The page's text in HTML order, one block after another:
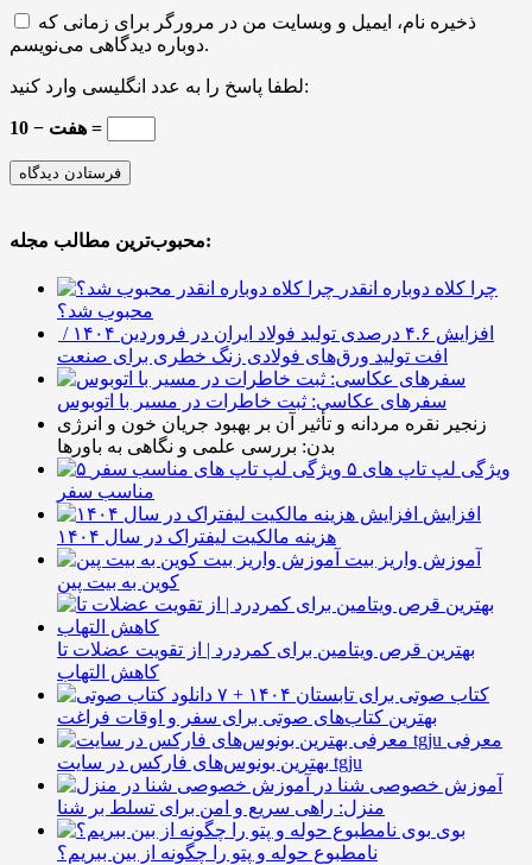
ذخیره نام، ایمیل و وبسایت من در مرورگر برای زمانی که
دوباره دیدگاهی می‌نویسم.
لطفا پاسخ را به عدد انگلیسی وارد کنید:
10 − هفت =
محبوب‌ترین مطالب مجله:
چرا کلاه دوباره انقدر
محبوب شد؟
افزایش ۴.۶ درصدی تولید فولاد ایران در فروردین ۱۴۰۴ /
افت تولید ورق‌های فولادی زنگ خطری برای صنعت
سفرهای عکاسی: ثبت خاطرات در مسیر با اتوبوس
زنجیر نقره مردانه و تأثیر آن بر بهبود جریان خون و انرژی
بدن: بررسی علمی و نگاهی به باورها
۵ ویژگی لپ تاپ های
مناسب سفر
افزایش
هزینه مالکیت لیفتراک در سال ۱۴۰۴
آموزش واریز بیت
کوین به بیت پین
بهترین قرص ویتامین برای کمردرد | از تقویت عضلات تا
کاهش التهاب
۷ کتاب صوتی برای تابستان ۱۴۰۴ +
بهترین کتاب‌های صوتی برای سفر و اوقات فراغت
معرفی
بهترین بونوس‌های فارکس در سایت tgju
آموزش خصوصی شنا در
منزل: راهی سریع و امن برای تسلط بر شنا
بوی
نامطبوع حوله و پتو را چگونه از بین ببریم؟